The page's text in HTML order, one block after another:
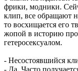
фрики, модники.
клип, все обращают
то восхищается его
жопой в историю
гетеросексуалом.
- Несостоявшийся
- Да. Часто